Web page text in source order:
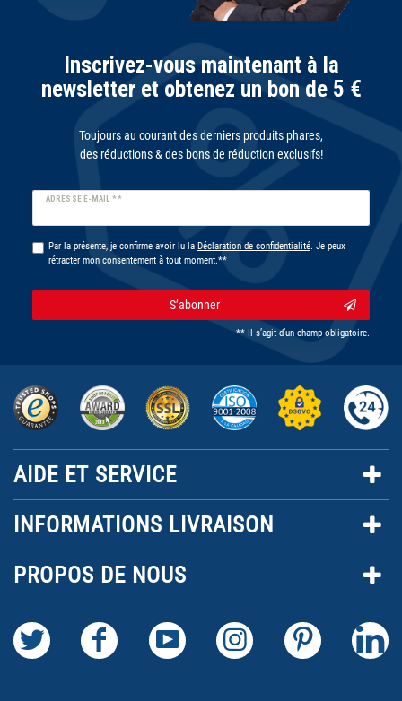
Inscrivez-vous maintenant à la
newsletter et obtenez un bon de 5 €
Toujours au courant des derniers produits phares,
des réductions & des bons de réduction exclusifs!
ADRESSE E-MAIL **
Ceres::Template.newsletterHoneypotLabel
Par la présente, je confirme avoir lu la Déclaration de confidentialité. Je peux
rétracter mon consentement à tout moment.**
S’abonner
** Il s’agit d’un champ obligatoire.
AIDE ET SERVICE
INFORMATIONS LIVRAISON
PROPOS DE NOUS